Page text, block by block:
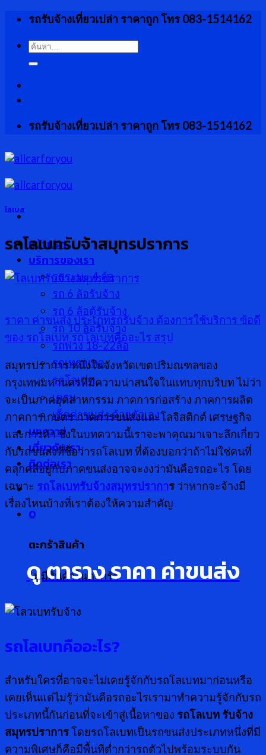
Skip
content
รถรับจ้างเที่ยวเปล่า ราคาถูก โทร 083-1514162
ค้นหา:
รถรับจ้างเที่ยวเปล่า ราคาถูก โทร 083-1514162
หน้าแรก
บริการของเรา
รกระบะ 4 ล้อ
รถ 6 ล้อรับจ้าง
รถ 6 ล้อตู้รับจ้าง
รถ 10 ล้อรับจ้าง
รถพ่วง 18-22ล้อ
รถเทรลเลอ
รถโลเบท
เครน
เช็คค่าขนส่ง ด้วยตัวเอง
บทความ
เกี่ยวกับเรา
ติดต่อเรา
0
ตะกร้าสินค้า
ไม่มีสินค้าในตะกร้า
โลเบส
รถโลเบทรับจ้าสมุทรปราการ
ราคา ค่าขนส่งประเภทรถรับจ้าง ต้องการใช้บริการ ข้อดี
ของ รถโลเบทรถโลเบทคืออะไร สรุป
สมุทรปราการ หนึ่งในจังหวัดเขตปริมณฑลของ
กรุงเทพมหานครที่มีความน่าสนใจในแทบทุกบริบท ไม่ว่า
จะเป็นภาคอุตสาหกรรม ภาคการก่อสร้าง ภาคการผลิต
ภาคการเกษตร ภาคการขนส่งและโลจิสติกต์ เศรษฐกิจ
และการค้า ซึ่งในบทความนี้เราจะพาคุณมาเจาะลึกเกี่ยว
กับรถขนส่งที่ชื่อว่ารถโลเบท ที่ต้องบอกว่าถ้าไม่ใช่คนที่
คลุกคลีอยู่กับภาคขนส่งอาจจะงงว่ามันคือรถอะไร โดย
เฉพาะ รถโลเบทรับจ้างสมุทรปราการ ว่าหากจะจ้างมี
เรื่องไหนบ้างที่เราต้องให้ความสำคัญ
ดู ตาราง ราคา ค่าขนส่ง
รถโลเบทคืออะไร?
สำหรับใครที่อาจจะไม่เคยรู้จักกับรถโลเบทมาก่อนหรือ
เคยเห็นแต่ไม่รู้ว่ามันคือรถอะไรเรามาทำความรู้จักกับรถ
ประเภทนี้กันก่อนที่จะเข้าสู่เนื้อหาของ รถโลเบท รับจ้าง
สมุทรปราการโดยรถโลเบทเป็นรถขนส่งประเภทหนึ่งที่มี
ความพิเศษก็คือมีพื้นที่ต่ำกว่ารถตัวไปพร้อมระบบกัน